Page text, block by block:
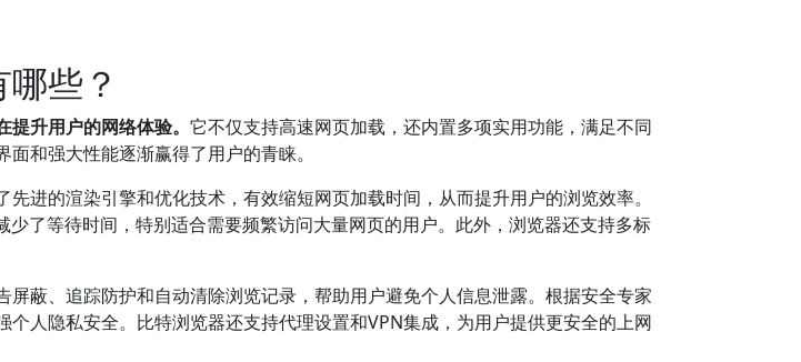
些？
升用户的网络体验。 它不仅支持高速网页加载，还内置多项实用功能，满足不同
和强大性能逐渐赢得了用户的青睐。
进的渲染引擎和优化技术，有效缩短网页加载时间，从而提升用户的浏览效率。
了等待时间，特别适合需要频繁访问大量网页的用户。此外，浏览器还支持多标
蔽、追踪防护和自动清除浏览记录，帮助用户避免个人信息泄露。根据安全专家
人隐私安全。比特浏览器还支持代理设置和VPN集成，为用户提供更安全的上网